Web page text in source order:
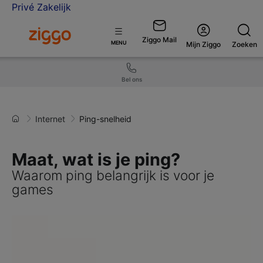
Privé Zakelijk
Ga naar de Ziggo homepage
MENU Ziggo Mail Open
Mijn Ziggo
Zoeken
Internet Ping-snelheid
Maat, wat is je ping?
Waarom ping belangrijk is voor je
games
Bel ons